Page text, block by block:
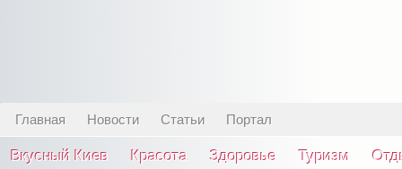
Главная Новости Статьи Портал
Вкусный Киев Красота Здоровье Туризм